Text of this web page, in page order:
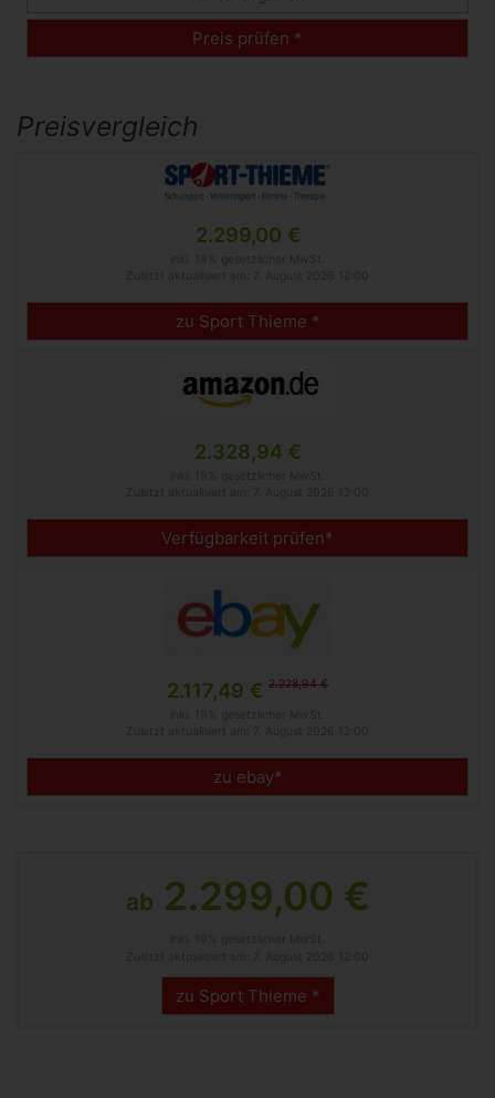
Preis prüfen *
Preisvergleich
2.299,00 €
zu Sport Thieme *
2.328,94 €
Verfügbarkeit prüfen*
2.117,49 € 2.228,94 €
zu ebay*
ab 2.299,00 €
zu Sport Thieme *